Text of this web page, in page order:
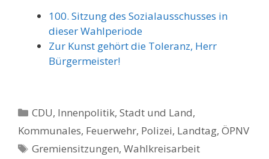
100. Sitzung des Sozialausschusses in
dieser Wahlperiode
Zur Kunst gehört die Toleranz, Herr
Bürgermeister!
Kategorien
CDU, Innenpolitik, Stadt und Land,
Kommunales, Feuerwehr, Polizei, Landtag, ÖPNV
Schlagwörter
Gremiensitzungen,Wahlkreisarbeit